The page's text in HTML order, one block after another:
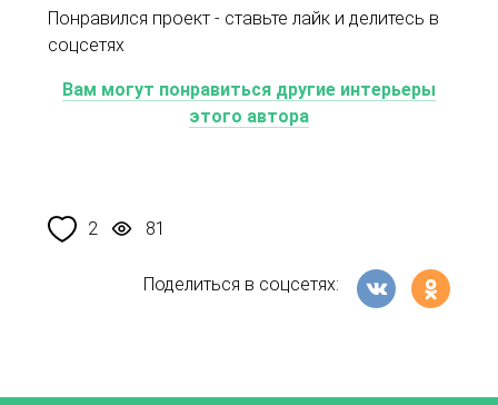
Понравился проект - ставьте лайк и делитесь в
соцсетях
Вам могут понравиться другие интерьеры
этого автора
2 81
Поделиться в соцсетях: